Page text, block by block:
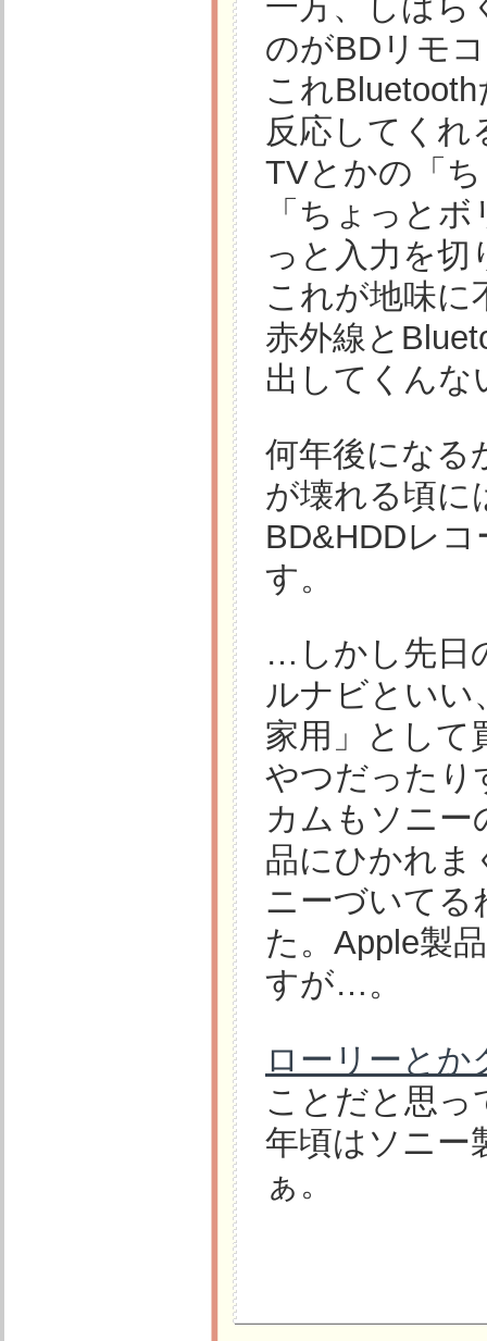
のがBDリモ
これ
反応してくれ
TVとかの「
「ちょっと
っと入力を切
これが地味に
赤外線と
出してくんな
何年後になる
が壊れる頃に
BD&HDDレ
す。
…しかし先日
ルナビといい
家用」として
やつだったり
カムもソニ
品にひかれま
ニーづいてる
た。Apple製
すが…。
ローリーと
ことだと思っ
年頃はソニー
ぁ。